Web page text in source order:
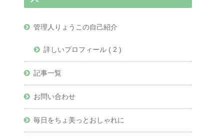
管理人りょうこの自己紹介
詳しいプロフィール ( 2 )
記事一覧
お問い合わせ
毎日をちょ美っとおしゃれに